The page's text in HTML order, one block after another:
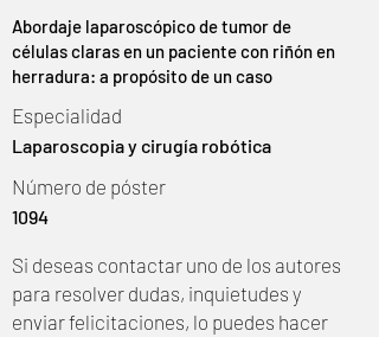
Abordaje laparoscópico de tumor de
células claras en un paciente con riñón en
herradura: a propósito de un caso
Especialidad
Laparoscopia y cirugía robótica
Número de póster
1094
Si deseas contactar uno de los autores
para resolver dudas, inquietudes y
enviar felicitaciones, lo puedes hacer